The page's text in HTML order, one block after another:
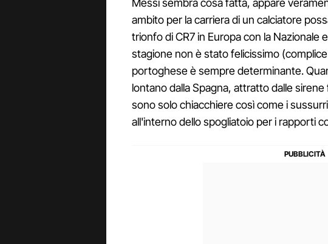
Messi sembra cosa fatta, appare
ambito per la carriera di un calciatore
trionfo di CR7 in Europa con la Nazionale
stagione non è stato felicissimo
portoghese è sempre determinante.
lontano dalla Spagna, attratto dalle
sono solo chiacchiere così come i
all'interno dello spogliatoio per i rapporti